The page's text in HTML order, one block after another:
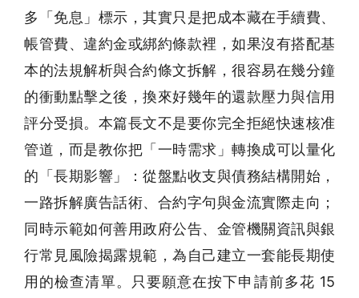
多「免息」標示，其實只是把成本藏在手續費、
帳管費、違約金或綁約條款裡，如果沒有搭配基
本的法規解析與合約條文拆解，很容易在幾分鐘
的衝動點擊之後，換來好幾年的還款壓力與信用
評分受損。本篇長文不是要你完全拒絕快速核准
管道，而是教你把「一時需求」轉換成可以量化
的「長期影響」：從盤點收支與債務結構開始，
一路拆解廣告話術、合約字句與金流實際走向；
同時示範如何善用政府公告、金管機關資訊與銀
行常見風險揭露規範，為自己建立一套能長期使
用的檢查清單。只要願意在按下申請前多花 15